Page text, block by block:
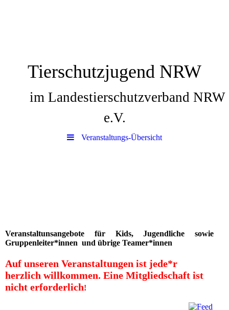
Tierschutzjugend NRW
im Landestierschutzverband NRW
e.V.
Veranstaltungs-Übersicht
Veranstaltunsangebote für Kids, Jugendliche sowie
Gruppenleiter*innen und übrige Teamer*innen
Auf unseren Veranstaltungen ist jede*r
herzlich willkommen. Eine Mitgliedschaft ist
nicht erforderlich!